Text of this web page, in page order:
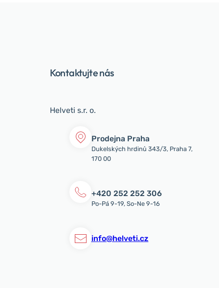
Kontaktujte nás
Helveti s.r. o.
Prodejna Praha
Dukelských hrdinů 343/3, Praha 7,
170 00
+420 252 252 306
Po-Pá 9-19, So-Ne 9-16
info@helveti.cz